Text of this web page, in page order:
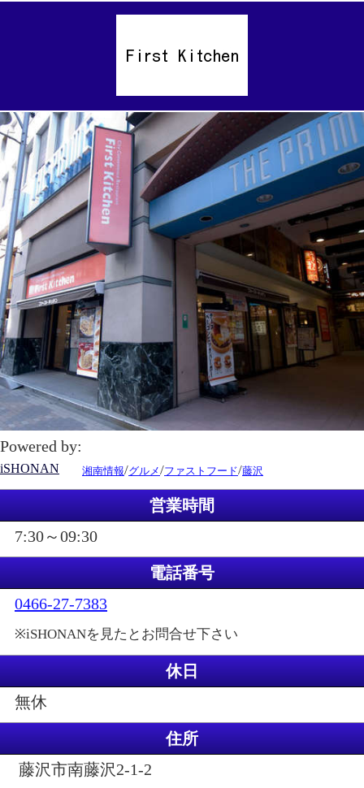
Powered by:
iSHONAN 湘南情報/グルメ/ファストフード/藤沢
営業時間
7:30～09:30
電話番号
0466-27-7383
※iSHONANを見たとお問合せ下さい
休日
無休
住所
藤沢市南藤沢2-1-2